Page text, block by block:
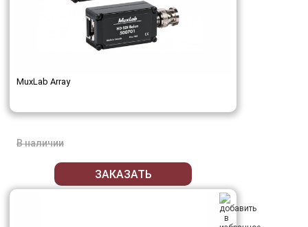
MuxLab Array
В наличии
ЗАКАЗАТЬ